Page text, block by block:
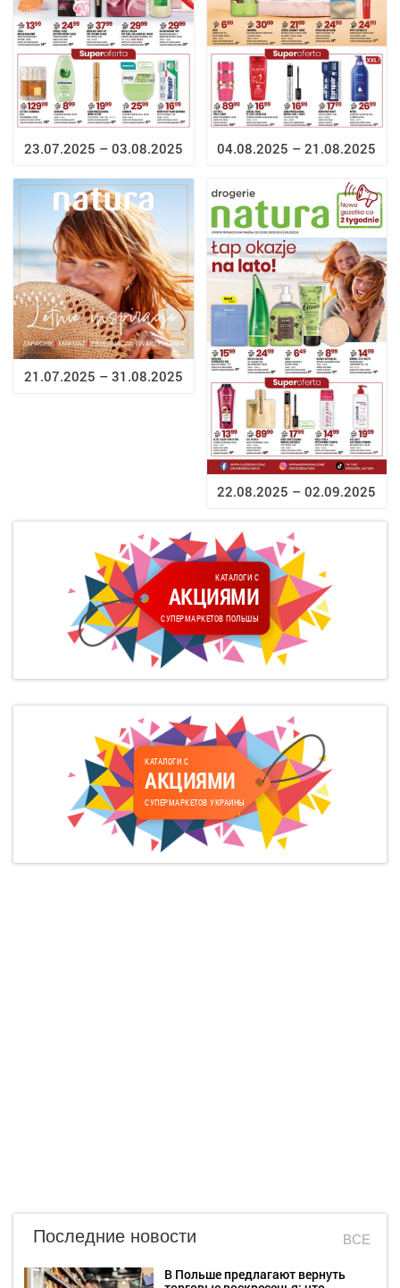
23.07.2025 – 03.08.2025 04.08.2025 – 21.08.2025
21.07.2025 – 31.08.2025
22.08.2025 – 02.09.2025
КАТАЛОГИ С
АКЦИЯМИ
СУПЕРМАРКЕТОВ ПОЛЬШЫ
КАТАЛОГИ С
АКЦИЯМИ
СУПЕРМАРКЕТОВ УКРАИНЫ
Последние новости ВСЕ
В Польше предлагают вернуть